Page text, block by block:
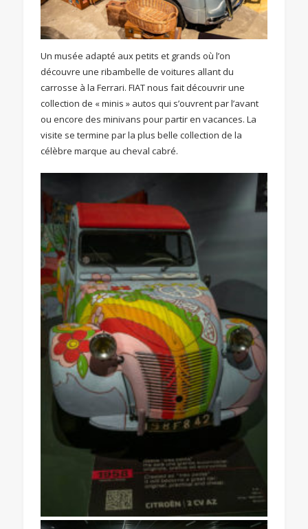
Un musée adapté aux petits et grands où l’on
découvre une ribambelle de voitures allant du
carrosse à la Ferrari. FIAT nous fait découvrir une
collection de « minis » autos qui s’ouvrent par l’avant
ou encore des minivans pour partir en vacances. La
visite se termine par la plus belle collection de la
célèbre marque au cheval cabré.